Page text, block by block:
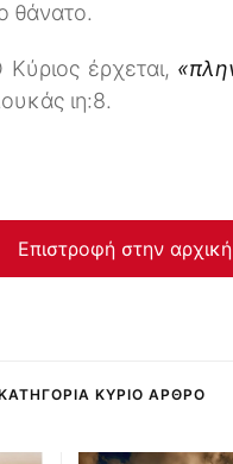
θάνατο.
Κύριος έρχεται,
ιη:8.
Επιστροφή στην
ΚΎΡΙΟ ΆΡΘΡΟ